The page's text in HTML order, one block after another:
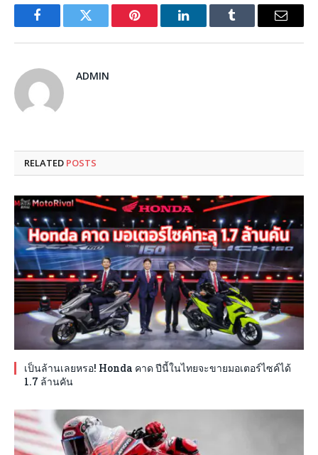
FacebookTwitter Pinterest LinkedInTumblr Email
ADMIN
RELATED POSTS
เป็นล้านเลยหรอ! Honda คาด ปีนี้ในไทยจะขายมอเตอร์ไซค์ได้
1.7 ล้านคัน